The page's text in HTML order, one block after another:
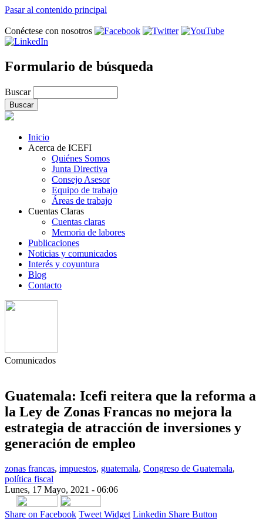
Pasar al contenido principal
Conéctese con nosotros
Formulario de búsqueda
Buscar
Inicio
Acerca de ICEFI
Quiénes Somos
Junta Directiva
Consejo Asesor
Equipo de trabajo
Áreas de trabajo
Cuentas Claras
Cuentas claras
Memoria de labores
Publicaciones
Noticias y comunicados
Interés y coyuntura
Blog
Contacto
Comunicados
Guatemala: Icefi reitera que la reforma a
la Ley de Zonas Francas no mejora la
estrategia de atracción de inversiones y
generación de empleo
zonas francas, impuestos, guatemala, Congreso de Guatemala,
política fiscal
Lunes, 17 Mayo, 2021 - 06:06
Share on Facebook Tweet Widget Linkedin Share Button